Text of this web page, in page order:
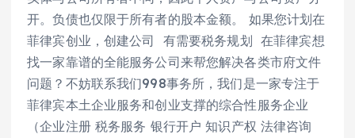
开。负债也仅限于所有者的股本金额。 如果您计划在
菲律宾创业，创建公司 有需要税务规划 在菲律宾想
找一家靠谱的全能服务公司来帮您解决各类市府文件
问题？不妨联系我们998事务所，我们是一家专注于
菲律宾本土企业服务和创业支撑的综合性服务企业
（企业注册 税务服务 银行开户 知识产权 法律咨询